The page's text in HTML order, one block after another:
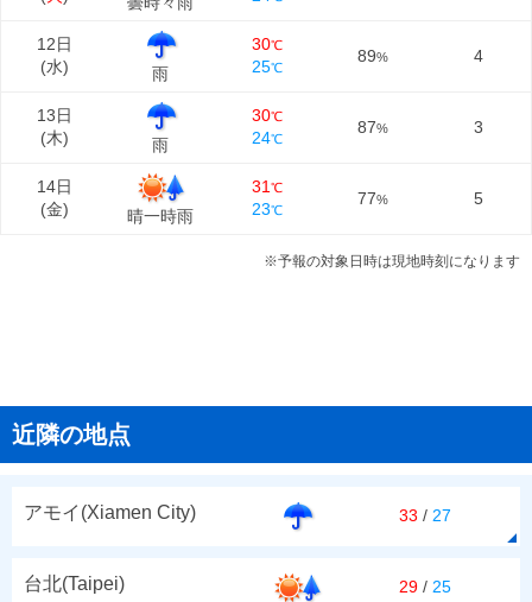
12日
(水) 雨
30℃
25℃
89% 4
13日
(木) 雨
30℃
24℃
87% 3
14日
(金) 晴一時雨
31 ℃
23℃
77% 5
※予報の対象日時は現地時刻になります
近隣の地点
アモイ(Xiamen City) 33 / 27
台北(Taipei) 29 / 25